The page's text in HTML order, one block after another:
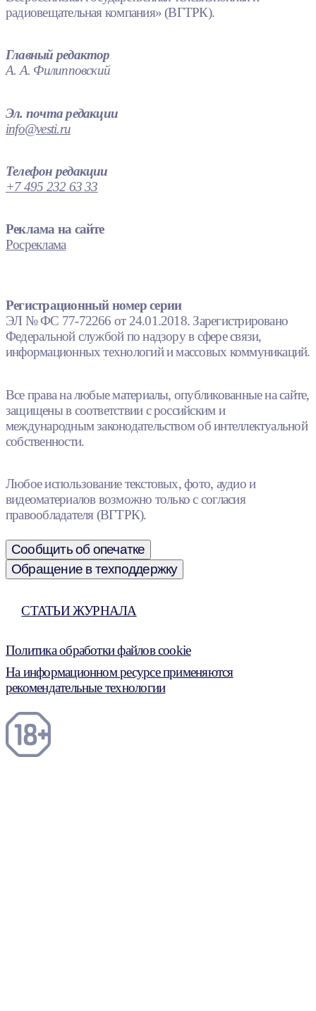
радиовещательная компания» (ВГТРК).
Главный редактор
А. А. Филипповский
Эл. почта редакции
info@vesti.ru
Телефон редакции
+7 495 232 63 33
Реклама на сайте
Росреклама
Регистрационный номер серии
ЭЛ № ФС 77-72266 от 24.01.2018. Зарегистрировано
Федеральной службой по надзору в сфере связи,
информационных технологий и массовых коммуникаций.
Все права на любые материалы, опубликованные на сайте,
защищены в соответствии с российским и
международным законодательством об интеллектуальной
собственности.
Любое использование текстовых, фото, аудио и
видеоматериалов возможно только с согласия
правообладателя (ВГТРК).
Сообщить об опечатке
Обращение в техподдержку
СТАТЬИ ЖУРНАЛА
Политика обработки файлов cookie
На информационном ресурсе применяются
рекомендательные технологии